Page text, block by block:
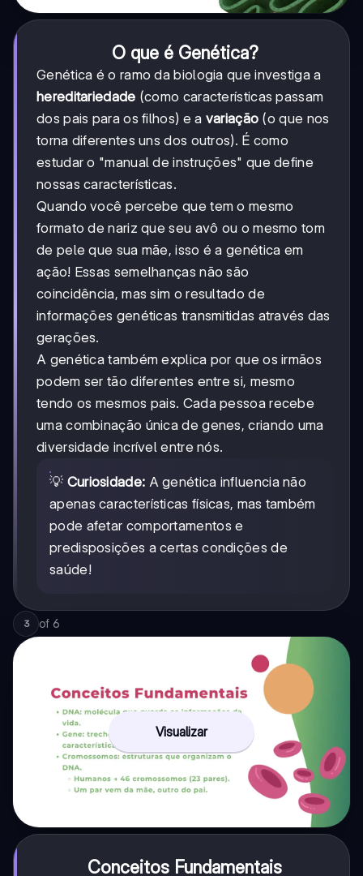
O que é Genética?
Genética é o ramo da biologia que investiga a
hereditariedade (como características passam
dos pais para os filhos) e a variação (o que nos
torna diferentes uns dos outros). É como
estudar o "manual de instruções" que define
nossas características.
Quando você percebe que tem o mesmo
formato de nariz que seu avô ou o mesmo tom
de pele que sua mãe, isso é a genética em
ação! Essas semelhanças não são
coincidência, mas sim o resultado de
informações genéticas transmitidas através das
gerações.
A genética também explica por que os irmãos
podem ser tão diferentes entre si, mesmo
tendo os mesmos pais. Cada pessoa recebe
uma combinação única de genes, criando uma
diversidade incrível entre nós.
💡 Curiosidade: A genética influencia não
apenas características físicas, mas também
pode afetar comportamentos e
predisposições a certas condições de
saúde!
3 of 6
Visualizar
Conceitos Fundamentais